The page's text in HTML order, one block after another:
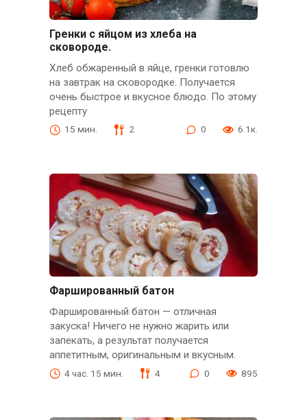
Гренки с яйцом из хлеба на
сковороде.
Хлеб обжаренный в яйце, гренки готовлю
на завтрак на сковородке. Получается
очень быстрое и вкусное блюдо. По этому
рецепту
15 мин. 2 0 6.1к.
Фаршированный батон
Фаршированный батон — отличная
закуска! Ничего не нужно жарить или
запекать, а результат получается
аппетитным, оригинальным и вкусным.
4 час. 15 мин. 4 0 895